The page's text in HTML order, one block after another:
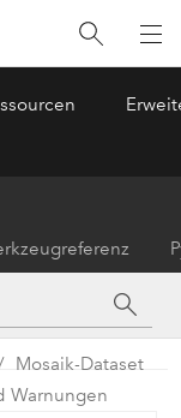
Mosaik-Dataset
Warnungen